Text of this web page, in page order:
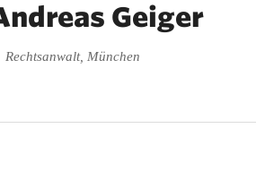
Geiger
Rechtsanwalt, München